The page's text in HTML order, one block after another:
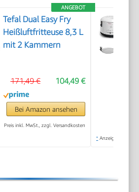
ANGEBOT
Tefal Dual Easy Fry
Heißluftfritteuse 8,3 L
mit 2 Kammern
104,49 €
171,49 €
Bei Amazon ansehen
Preis inkl. MwSt., zzgl. Versandkosten
* Anzeige